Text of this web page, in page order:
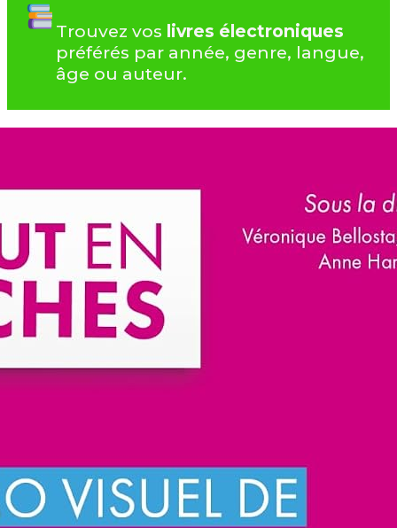
Trouvez vos livres électroniques
préférés par année, genre, langue,
âge ou auteur.